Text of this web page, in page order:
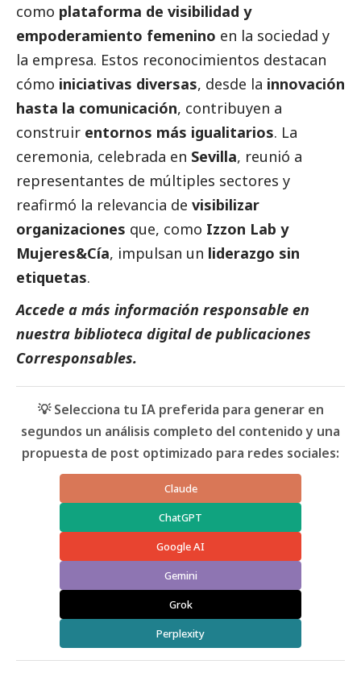
como plataforma de visibilidad y
empoderamiento femenino en la sociedad y
la empresa. Estos reconocimientos destacan
cómo iniciativas diversas, desde la innovación
hasta la comunicación, contribuyen a
construir entornos más igualitarios. La
ceremonia, celebrada en Sevilla, reunió a
representantes de múltiples sectores y
reafirmó la relevancia de visibilizar
organizaciones que, como Izzon Lab y
Mujeres&Cía, impulsan un liderazgo sin
etiquetas.
Accede a más información responsable en
nuestra biblioteca digital de publicaciones
Corresponsables.
💡 Selecciona tu IA preferida para generar en
segundos un análisis completo del contenido y una
propuesta de post optimizado para redes sociales:
Claude
ChatGPT
Google AI
Gemini
Grok
Perplexity